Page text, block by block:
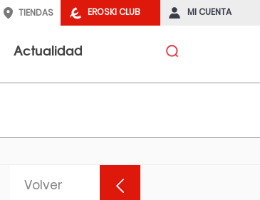
EROSKI CLUB MI CUENTA
TIENDAS
Actualidad
Volver